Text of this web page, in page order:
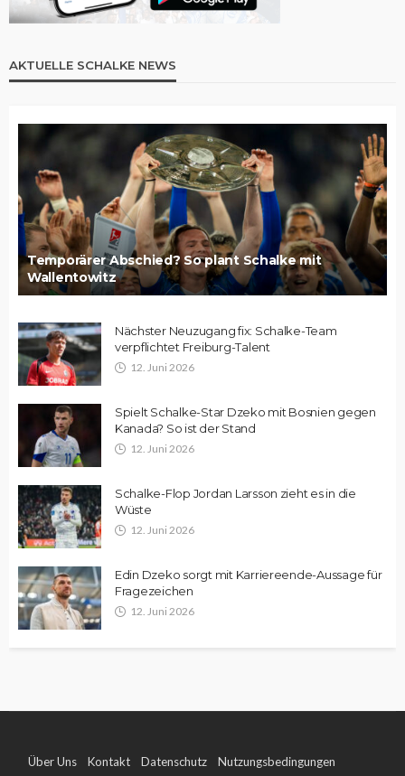
AKTUELLE SCHALKE NEWS
Temporärer Abschied? So plant Schalke mit
Wallentowitz
Nächster Neuzugang fix: Schalke-Team
verpflichtet Freiburg-Talent
12. Juni 2026
Spielt Schalke-Star Dzeko mit Bosnien gegen
Kanada? So ist der Stand
12. Juni 2026
Schalke-Flop Jordan Larsson zieht es in die
Wüste
12. Juni 2026
Edin Dzeko sorgt mit Karriereende-Aussage für
Fragezeichen
12. Juni 2026
Über Uns Kontakt Datenschutz Nutzungsbedingungen